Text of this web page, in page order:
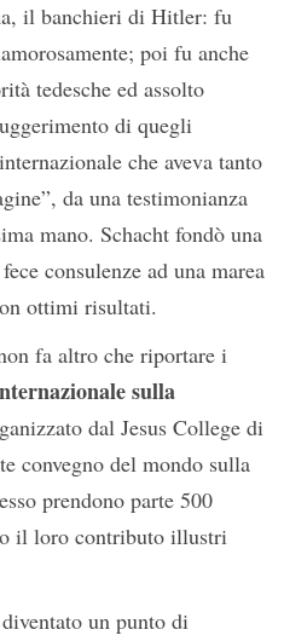
il banchieri di Hitler: fu
poi fu anche
tedesche ed assolto
di quegli
che aveva tanto
da una testimonianza
mano. Schacht fondò una
consulenze ad una marea
ottimi risultati.
fa altro che riportare i
sulla
dal Jesus College di
convegno del mondo sulla
prendono parte 500
il loro contributo illustri
un punto di